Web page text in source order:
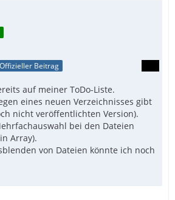
Offizieller Beitrag
auf meiner ToDo-Liste.
eines neuen Verzeichnisses gibt
nicht veröffentlichten Version).
bei den Dateien
Array).
von Dateien könnte ich noch